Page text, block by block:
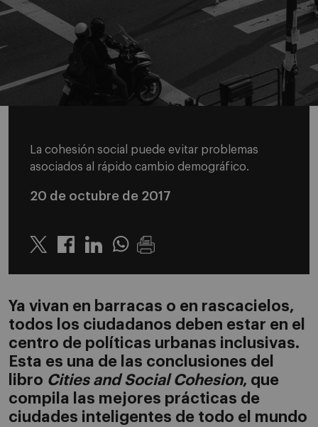
La cohesión social puede evitar problemas
asociados al rápido cambio demográfico.
20 de octubre de 2017
Twitter LinkedinWhatsapp
Ya vivan en barracas o en rascacielos,
todos los ciudadanos deben estar en el
centro de políticas urbanas inclusivas.
Esta es una de las conclusiones del
libro Cities and Social Cohesion, que
compila las mejores prácticas de
ciudades inteligentes de todo el mundo